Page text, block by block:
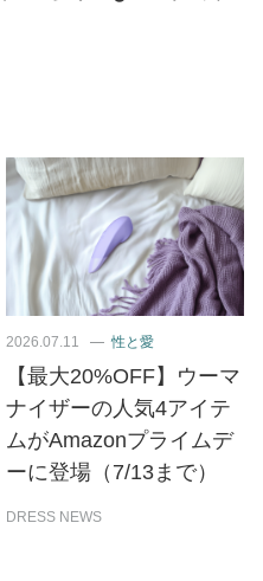
2026.07.11 性と愛
【最大20%OFF】ウーマ
ナイザーの人気4アイテ
ムがAmazonプライムデ
ーに登場（7/13まで）
DRESS NEWS